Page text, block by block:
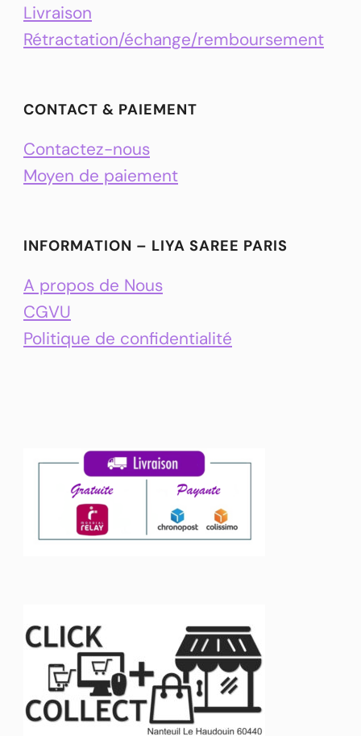
Livraison
Rétractation/échange/remboursement
CONTACT & PAIEMENT
Contactez-nous
Moyen de paiement
INFORMATION – LIYA SAREE PARIS
A propos de Nous
CGVU
Politique de confidentialité